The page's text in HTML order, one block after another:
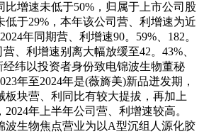
比增速未低于50%，归属于上市公司股
低于29%，本年该公司营、利增速为近
年同期营、利增速90。59%、182。
、利增速别离大幅放缓至42。43%、
经纬以投资者身份致电锦波生物董秘
年至2024年是(薇旖美)新品迸发期，
板块营、利同比有较大提拔，再加上
年上半年公司营、利增速较高。
波生物焦点营业为以A型沉组人源化胶